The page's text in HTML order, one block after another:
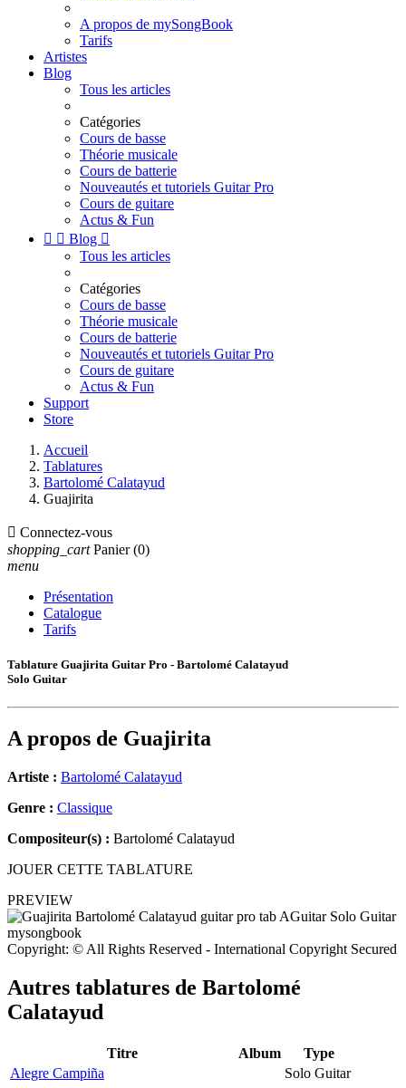
A propos de mySongBook
Tarifs
Artistes
Blog
Tous les articles
Catégories
Cours de basse
Théorie musicale
Cours de batterie
Nouveautés et tutoriels Guitar Pro
Cours de guitare
Actus & Fun
  Blog 
Tous les articles
Catégories
Cours de basse
Théorie musicale
Cours de batterie
Nouveautés et tutoriels Guitar Pro
Cours de guitare
Actus & Fun
Support
Store
Accueil
Tablatures
Bartolomé Calatayud
Guajirita
 Connectez-vous
shopping_cart Panier (0)
menu
Présentation
Catalogue
Tarifs
Tablature Guajirita Guitar Pro - Bartolomé Calatayud
Solo Guitar
A propos de Guajirita
Artiste : Bartolomé Calatayud
Genre : Classique
Compositeur(s) : Bartolomé Calatayud
JOUER CETTE TABLATURE
PREVIEW
Copyright: © All Rights Reserved - International Copyright Secured
Autres tablatures de Bartolomé
Calatayud
Titre Album
Type
Alegre Campiña
Solo Guitar